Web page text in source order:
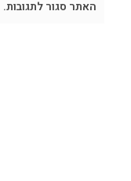
האתר סגור לתגובות.